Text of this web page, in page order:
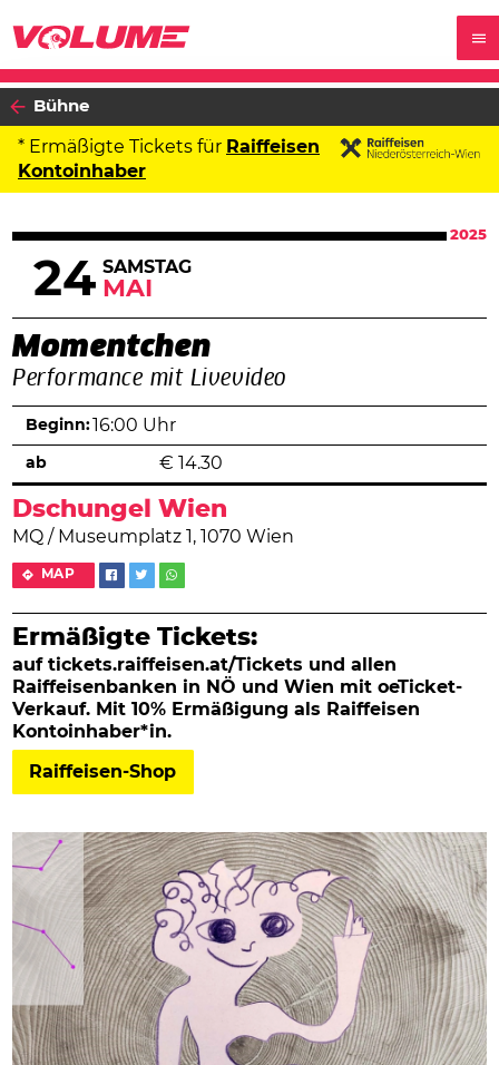
Bühne
* Ermäßigte Tickets für Raiffeisen
Kontoinhaber
2025
24 SAMSTAG
MAI
Momentchen
Performance mit Livevideo
Dschungel Wien
MQ / Museumplatz 1, 1070 Wien
MAP
Ermäßigte Tickets:
auf tickets.raiffeisen.at/Tickets und allen
Raiffeisenbanken in NÖ und Wien mit oeTicket-
Verkauf. Mit 10% Ermäßigung als Raiffeisen
Kontoinhaber*in.
Raiffeisen-Shop
Beginn: 16:00 Uhr
ab € 14.30